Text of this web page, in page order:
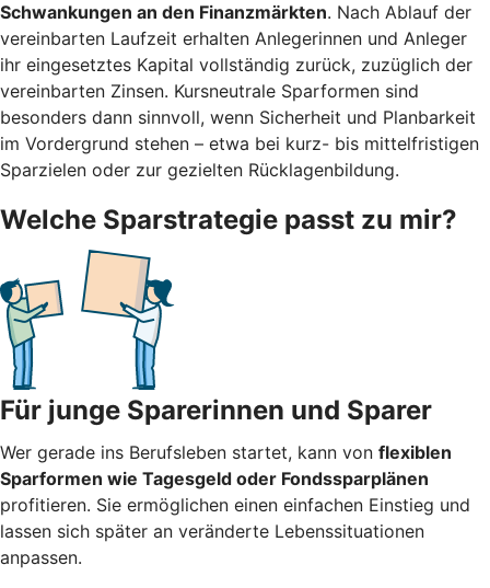
Schwankungen an den Finanzmärkten. Nach Ablauf der
vereinbarten Laufzeit erhalten Anlegerinnen und Anleger
ihr eingesetztes Kapital vollständig zurück, zuzüglich der
vereinbarten Zinsen. Kursneutrale Sparformen sind
besonders dann sinnvoll, wenn Sicherheit und Planbarkeit
im Vordergrund stehen – etwa bei kurz- bis mittelfristigen
Sparzielen oder zur gezielten Rücklagenbildung.
Welche Sparstrategie passt zu mir?
Für junge Sparerinnen und Sparer
Wer gerade ins Berufsleben startet, kann von flexiblen
Sparformen wie Tagesgeld oder Fondssparplänen
profitieren. Sie ermöglichen einen einfachen Einstieg und
lassen sich später an veränderte Lebenssituationen
anpassen.